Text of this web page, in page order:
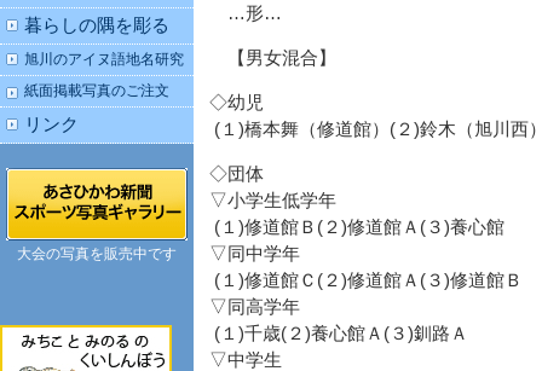
…形…
【男女混合】
◇幼児
(１)橋本舞（修道館）(２)鈴木（旭川西
◇団体
▽小学生低学年
(１)修道館Ｂ(２)修道館Ａ(３)養心館
▽同中学年
(１)修道館Ｃ(２)修道館Ａ(３)修道館Ｂ
▽同高学年
(１)千歳(２)養心館Ａ(３)釧路Ａ
▽中学生
暮らしの隅を彫る
旭川のアイヌ語地名研究
紙面掲載写真のご注文
リンク
大会の写真を販売中です